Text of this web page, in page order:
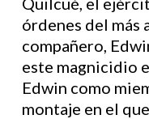
órdenes del más
compañero,
este magnicidio
Edwin como
montaje en el